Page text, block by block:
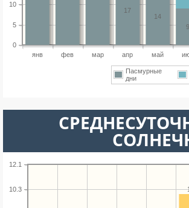
янв фев мар апр май
0
5
10
9
14
17
Пасмурные
дни
10.3
12.1